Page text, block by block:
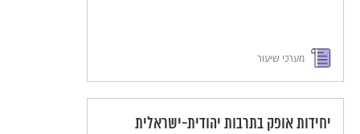
מערכי שיעור
יחידות אופק בתרבות יהודית-ישראלית